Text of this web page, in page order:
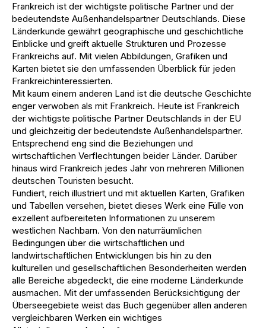
Frankreich ist der wichtigste politische Partner und der
bedeutendste Außenhandelspartner Deutschlands. Diese
Länderkunde gewährt geographische und geschichtliche
Einblicke und greift aktuelle Strukturen und Prozesse
Frankreichs auf. Mit vielen Abbildungen, Grafiken und
Karten bietet sie den umfassenden Überblick für jeden
Frankreichinteressierten.
Mit kaum einem anderen Land ist die deutsche Geschichte
enger verwoben als mit Frankreich. Heute ist Frankreich
der wichtigste politische Partner Deutschlands in der EU
und gleichzeitig der bedeutendste Außenhandelspartner.
Entsprechend eng sind die Beziehungen und
wirtschaftlichen Verflechtungen beider Länder. Darüber
hinaus wird Frankreich jedes Jahr von mehreren Millionen
deutschen Touristen besucht.
Fundiert, reich illustriert und mit aktuellen Karten, Grafiken
und Tabellen versehen, bietet dieses Werk eine Fülle von
exzellent aufbereiteten Informationen zu unserem
westlichen Nachbarn. Von den naturräumlichen
Bedingungen über die wirtschaftlichen und
landwirtschaftlichen Entwicklungen bis hin zu den
kulturellen und gesellschaftlichen Besonderheiten werden
alle Bereiche abgedeckt, die eine moderne Länderkunde
ausmachen. Mit der umfassenden Berücksichtigung der
Überseegebiete weist das Buch gegenüber allen anderen
vergleichbaren Werken ein wichtiges